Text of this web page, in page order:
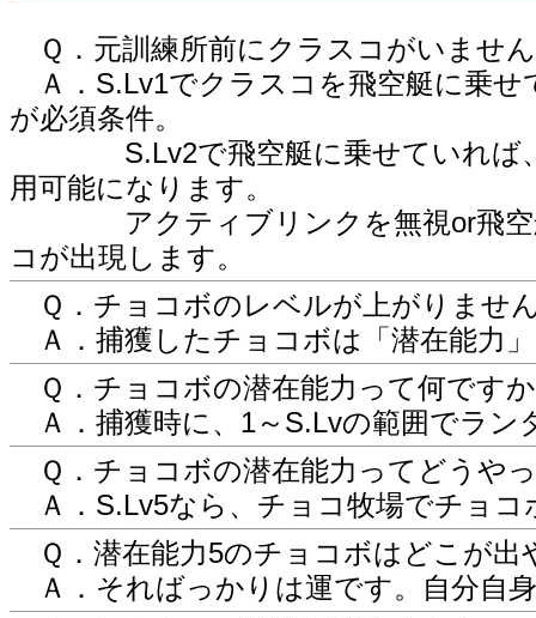
Ｑ．元訓練所前にクラスコがいません
Ａ．S.Lv1でクラスコを飛空艇に乗
が必須条件。
S.Lv2で飛空艇に乗せていれば、
用可能になります。
アクティブリンクを無視or飛空艇
コが出現します。
Ｑ．チョコボのレベルが上がりませ
Ａ．捕獲したチョコボは「潜在能力
Ｑ．チョコボの潜在能力って何です
Ａ．捕獲時に、1～S.Lvの範囲でラン
Ｑ．チョコボの潜在能力ってどうや
Ａ．S.Lv5なら、チョコ牧場でチョコ
Ｑ．潜在能力5のチョコボはどこが出
Ａ．そればっかりは運です。自分自